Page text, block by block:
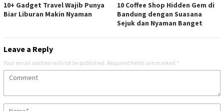
10+ Gadget Travel Wajib Punya
Biar Liburan Makin Nyaman
10 Coffee Shop Hidden Gem di
Bandung dengan Suasana
Sejuk dan Nyaman Banget
Leave a Reply
Your email address will not be published. Required fields are marked *